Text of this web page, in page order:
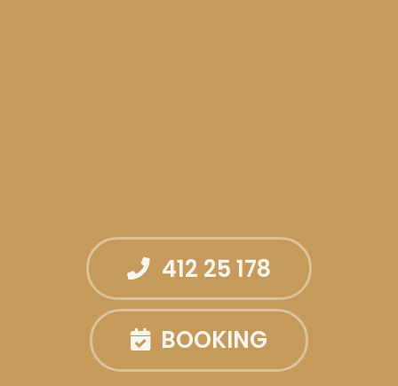
412 25 178
BOOKING